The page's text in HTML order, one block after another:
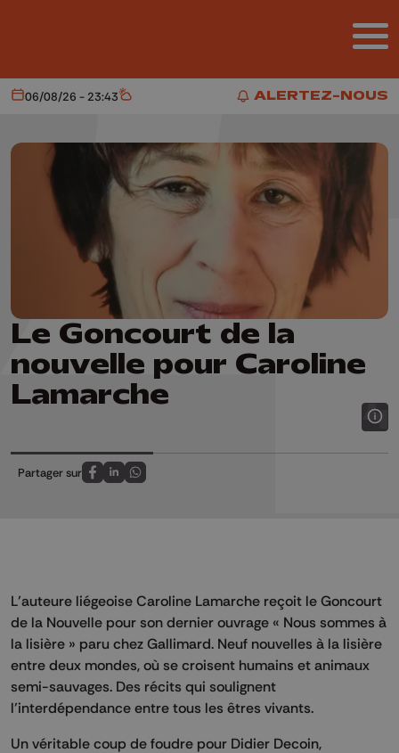
ALERTEZ-NOUS
ALERTEZ-NOUS
Aujourd'hui
06/08/26 - 23:43 Météo
Le Goncourt de la
nouvelle pour Caroline
Lamarche
Partager sur
Partagez sur FaceBook
Partagez sur LinkedIn
Partagez sur Whatsapp
L’auteure liégeoise Caroline Lamarche reçoit le Goncourt
de la Nouvelle pour son dernier ouvrage « Nous sommes à
la lisière » paru chez Gallimard. Neuf nouvelles à la lisière
entre deux mondes, où se croisent humains et animaux
semi-sauvages. Des récits qui soulignent
l’interdépendance entre tous les êtres vivants.
Un véritable coup de foudre pour Didier Decoin,